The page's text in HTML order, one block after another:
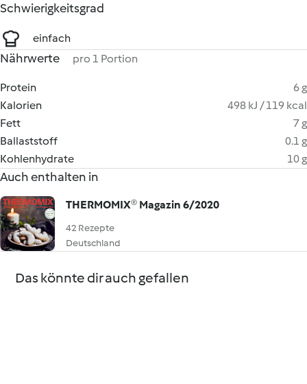
Schwierigkeitsgrad
einfach
Nährwerte pro 1 Portion
Protein
6 g
Kalorien
498 kJ / 119 kcal
Fett
7 g
Ballaststoff
0.1 g
Kohlenhydrate
10 g
Auch enthalten in
THERMOMIX® Magazin 6/2020
42 Rezepte
Deutschland
Das könnte dir auch gefallen